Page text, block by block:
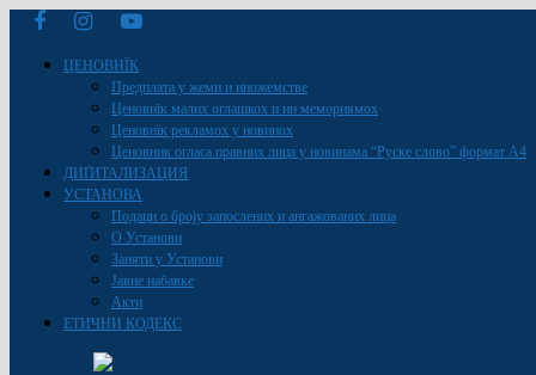
ЦЕНОВНЇК
Предплата у жеми и иножемстве
Ценовнїк малих оглашкох и ин мемориямох
Ценовнїк рекламох у новинох
Ценовник огласа правних лица у новинама “Руске слово” формат A4
ДИҐИТАЛИЗАЦИЯ
УСТАНОВА
Подаци о броју запослених и ангажованих лица
О Установи
Заняти у Установи
Јавне набавке
Акти
ЕТИЧНИ КОДЕКС